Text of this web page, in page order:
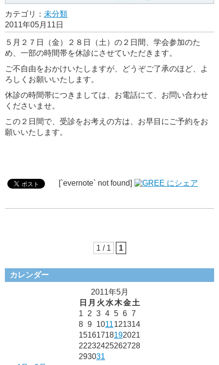
カテゴリ： 未分類
2011年05月11日
５月２７日（金）２８日（土）の２日間、学会参加のた
め、一部の時間帯を休診にさせていただきます。
ご不自由をおかけいたしますが、どうぞご了承のほど、よ
ろしくお願いいたします。
休診の時間帯につきましては、お電話にて、お問い合わせ
くださいませ。
この２日間で、受診をお考えの方は、お早目にご予約をお
願いいたします。
[`evernote` not found]
1 / 1 1
カレンダー
2011年5月
日 月 火 水木金土
1
2 3 4 5 6 7
8 9 1011121314
15161718192021
22232425262728
293031